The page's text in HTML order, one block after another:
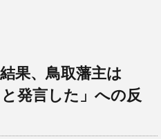
果、鳥取藩主は
発言した」への反